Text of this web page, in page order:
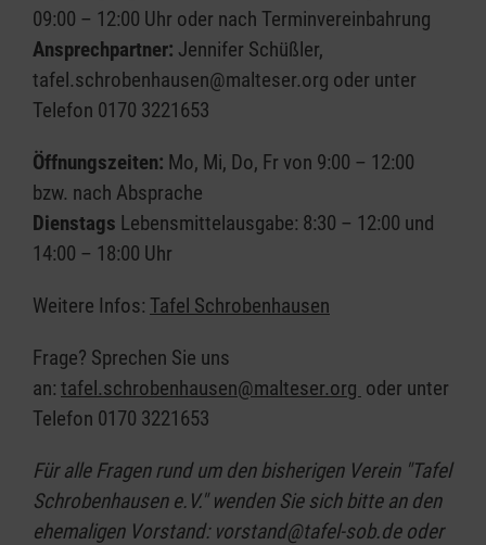
09:00 – 12:00 Uhr oder nach Terminvereinbahrung
Ansprechpartner: Jennifer Schüßler,
tafel.schrobenhausen@malteser.org oder unter
Telefon 0170 3221653
Öffnungszeiten: Mo, Mi, Do, Fr von 9:00 – 12:00
bzw. nach Absprache
Dienstags Lebensmittelausgabe: 8:30 – 12:00 und
14:00 – 18:00 Uhr
Weitere Infos: Tafel Schrobenhausen
Frage? Sprechen Sie uns
an: tafel.schrobenhausen@malteser.org oder unter
Telefon 0170 3221653
Für alle Fragen rund um den bisherigen Verein "Tafel
Schrobenhausen e.V." wenden Sie sich bitte an den
ehemaligen Vorstand: vorstand@tafel-sob.de oder